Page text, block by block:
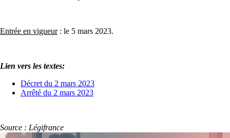
Entrée en vigueur: le 5 mars 2023.
Lien vers les textes:
Décret du 2 mars 2023
Arrêté du 2 mars 2023
Source : Légifrance